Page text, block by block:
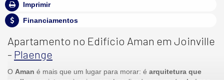
Imprimir
Financiamentos
Apartamento no Edifício Aman em Joinville
- Plaenge
O Aman é mais que um lugar para morar: é arquitetura que